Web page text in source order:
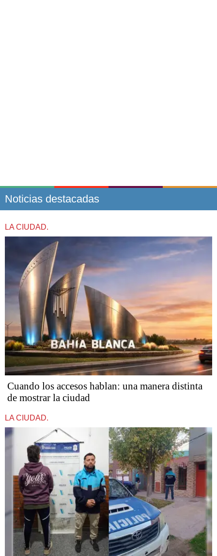
Noticias destacadas
LA CIUDAD.
Cuando los accesos hablan: una manera distinta
de mostrar la ciudad
LA CIUDAD.